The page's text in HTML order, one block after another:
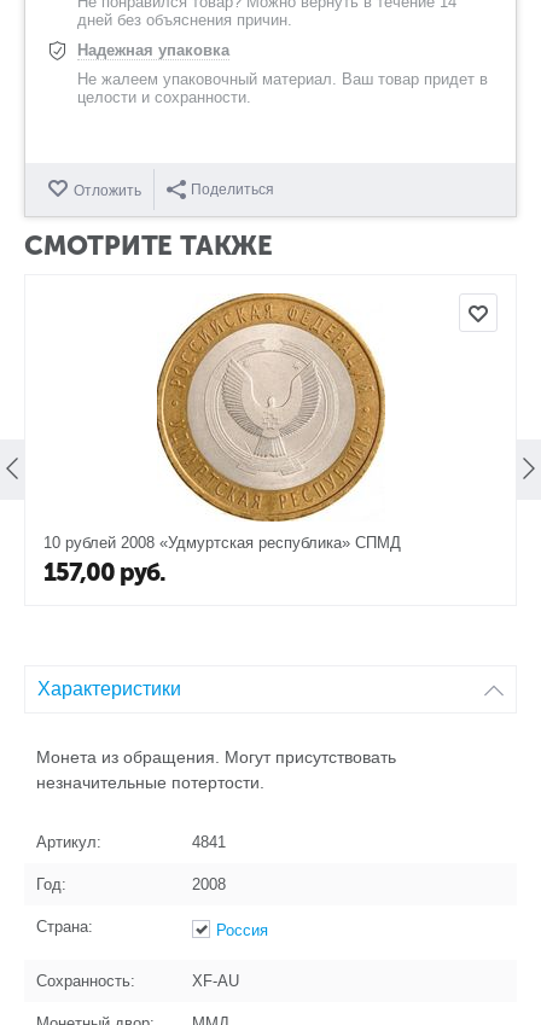
дней без объяснения причин.
Надежная упаковка
Не жалеем упаковочный материал. Ваш товар придет в
целости и сохранности.
Отложить Поделиться
СМОТРИТЕ ТАКЖЕ
10 рублей 2008 «Удмуртская республика» СПМД
157,00 руб.
Характеристики
Монета из обращения. Могут присутствовать
незначительные потертости.
Артикул: 4841
Год: 2008
Страна: Россия
Сохранность: XF-AU